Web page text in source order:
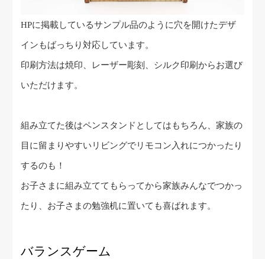
HPに掲載しているサンプル品のように穴を開けたデザ
インもばっちり対応しています。
印刷方法は焼印、レーザー彫刻、シルク印刷からお選び
いただけます。
組み立てた後はペンスタンドとしてはもちろん、家族の
目に留まりやすいリビングでリモコン入れにつかったり
するのも！
お子さまに組み立ててもらってから家族みんなでつかっ
たり、お子さまの勉強机に置いても喜ばれます。
バランスゲーム